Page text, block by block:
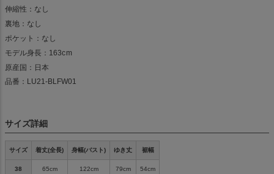
伸縮性：なし
裏地：なし
ポケット：なし
モデル身長：163cm
原産国：日本
品番：LU21-BLFW01
サイズ詳細
サイズ 着丈(全長) 身幅(バスト) ゆき丈 裾幅
38 65cm 122cm 79cm 54cm